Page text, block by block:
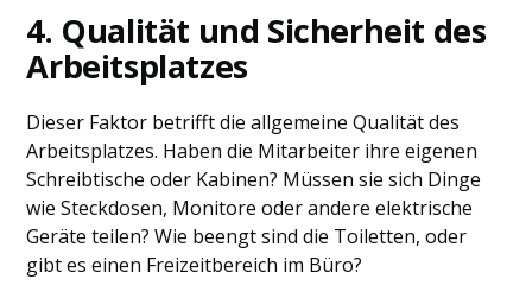
4. Qualität und Sicherheit des
Arbeitsplatzes
Dieser Faktor betrifft die allgemeine Qualität des
Arbeitsplatzes. Haben die Mitarbeiter ihre eigenen
Schreibtische oder Kabinen? Müssen sie sich Dinge
wie Steckdosen, Monitore oder andere elektrische
Geräte teilen? Wie beengt sind die Toiletten, oder
gibt es einen Freizeitbereich im Büro?